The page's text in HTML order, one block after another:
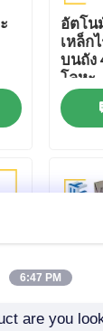
อัตโน
เหล็ก
บนถัง
โลหะ
6:47 PM
are you